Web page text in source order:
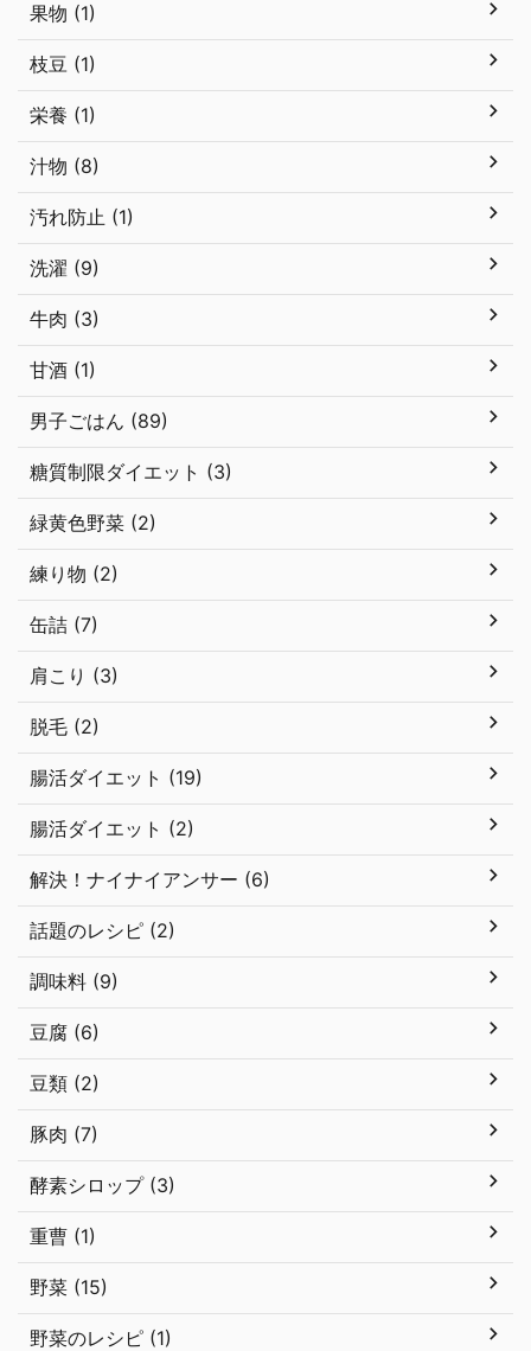
果物 (1)
枝豆 (1)
栄養 (1)
汁物 (8)
汚れ防止 (1)
洗濯 (9)
牛肉 (3)
甘酒 (1)
男子ごはん (89)
糖質制限ダイエット (3)
緑黄色野菜 (2)
練り物 (2)
缶詰 (7)
肩こり (3)
脱毛 (2)
腸活ダイエット (19)
腸活ダイエット (2)
解決！ナイナイアンサー (6)
話題のレシピ (2)
調味料 (9)
豆腐 (6)
豆類 (2)
豚肉 (7)
酵素シロップ (3)
重曹 (1)
野菜 (15)
野菜のレシピ (1)